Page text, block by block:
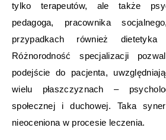
tylko terapeutów, ale także
pedagoga, pracownika
przypadkach również dietetyka
Różnorodność specjalizacji
podejście do pacjenta,
wielu płaszczyznach –
społecznej i duchowej. Taka
nieoceniona w procesie leczenia.